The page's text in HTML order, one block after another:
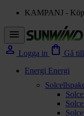
KAMPANJ - Köp
menu
person Logga in shopping_bag Gå
Energi Energi